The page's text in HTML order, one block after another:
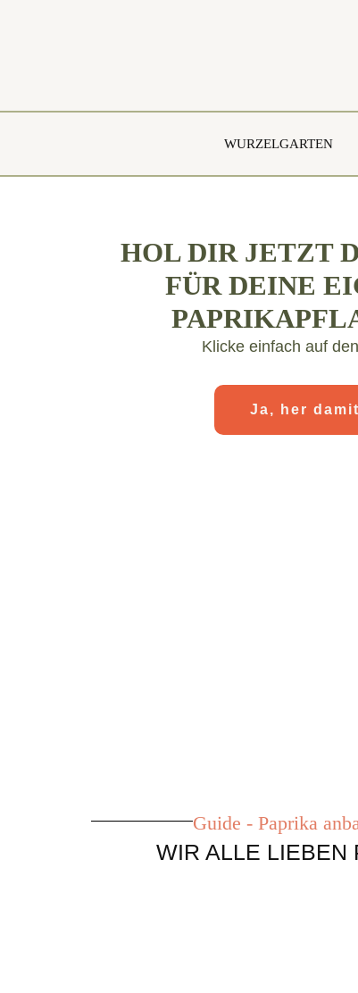
WURZELGARTEN
HOL DIR JETZT
FÜR DEINE
Klicke einfach auf
Ja, her
Guide - Paprika
WIR ALLE LIEBEN